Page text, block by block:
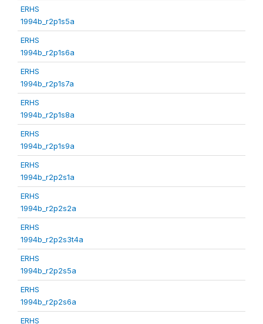
ERHS
1994b_r2p1s5a
ERHS
1994b_r2p1s6a
ERHS
1994b_r2p1s7a
ERHS
1994b_r2p1s8a
ERHS
1994b_r2p1s9a
ERHS
1994b_r2p2s1a
ERHS
1994b_r2p2s2a
ERHS
1994b_r2p2s3t4a
ERHS
1994b_r2p2s5a
ERHS
1994b_r2p2s6a
ERHS